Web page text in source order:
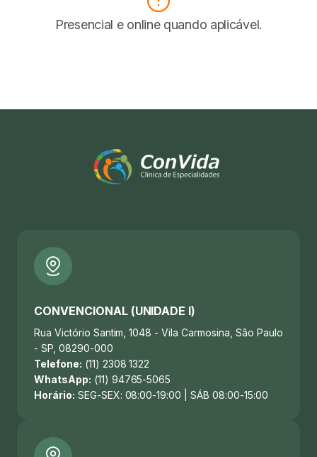
Presencial e online quando aplicável.
CONVENCIONAL (UNIDADE I)
Rua Victório Santim, 1048 - Vila Carmosina, São Paulo
- SP, 08290-000
Telefone: (11) 2308 1322
WhatsApp: (11) 94765-5065
Horário: SEG-SEX: 08:00-19:00 | SÁB 08:00-15:00